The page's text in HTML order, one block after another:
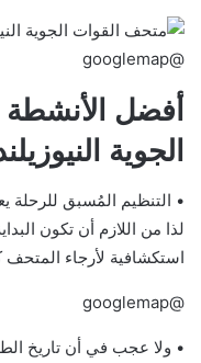
@googlemap
أفضل
الجوية
• التنظيم المُسبق للرحلة
لذا من اللازم أن تكون
استكشافية لأرجاء
@googlemap
• ولا عجب في أن تاريخ